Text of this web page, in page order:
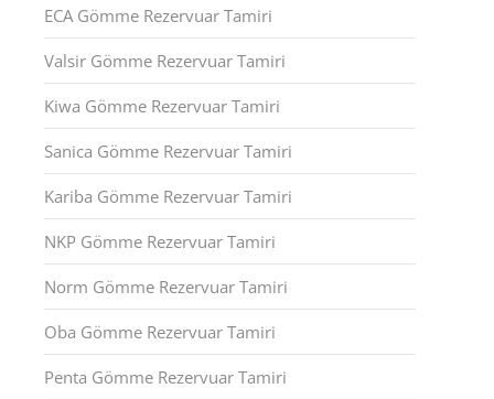
ECA Gömme Rezervuar Tamiri
Valsir Gömme Rezervuar Tamiri
Kiwa Gömme Rezervuar Tamiri
Sanica Gömme Rezervuar Tamiri
Kariba Gömme Rezervuar Tamiri
NKP Gömme Rezervuar Tamiri
Norm Gömme Rezervuar Tamiri
Oba Gömme Rezervuar Tamiri
Penta Gömme Rezervuar Tamiri